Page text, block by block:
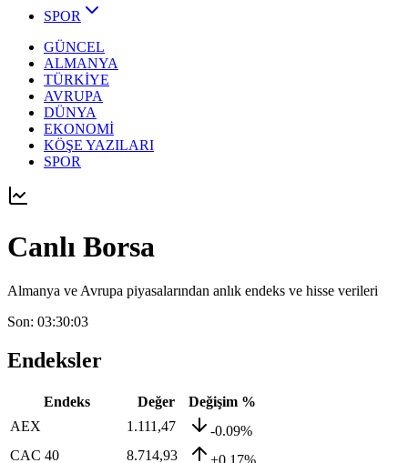
SPOR
GÜNCEL
ALMANYA
TÜRKİYE
AVRUPA
DÜNYA
EKONOMİ
KÖŞE YAZILARI
SPOR
Canlı Borsa
Almanya ve Avrupa piyasalarından anlık endeks ve hisse verileri
Son: 03:30:03
Endeksler
Endeks Değer
Değişim %
AEX
1.111,47
-0.09%
CAC 40
8.714,93 +0.17%